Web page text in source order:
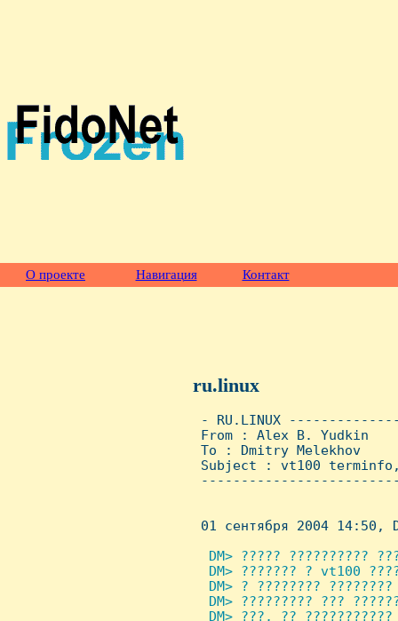
О проекте Навигация Контакт
ru.linux
- RU.LINUX
From : Alex B. Yudkin
To : Dmitry Melekhov
Subject : vt100
01 сентябpя 2004
DM> ????? ??????????
DM> ??????? ? vt100
DM> ? ????????
DM> ????????? ???
DM> ???, ??